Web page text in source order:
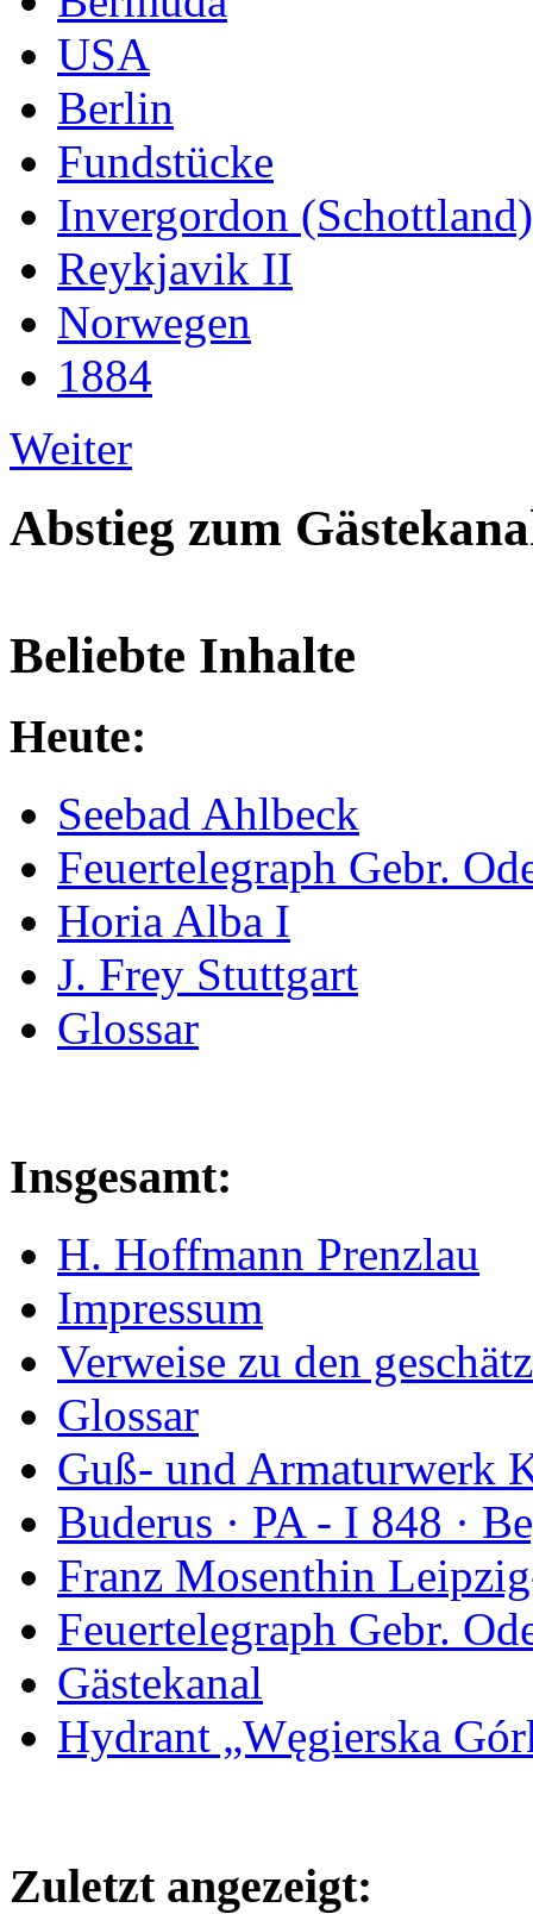
USA
Berlin
Fundstücke
Invergordon (Schottland)
Reykjavik II
Norwegen
1884
Weiter
Abstieg zum
Beliebte Inhalte
Heute:
Seebad Ahlbeck
Feuertelegraph Gebr.
Horia Alba I
J. Frey Stuttgart
Glossar
Insgesamt:
H. Hoffmann Prenzlau
Impressum
Verweise zu den
Glossar
Guß- und Armaturwerk
Buderus · PA - I 848 ·
Franz Mosenthin
Feuertelegraph Gebr.
Gästekanal
Hydrant „Węgierska
Zuletzt angezeigt: